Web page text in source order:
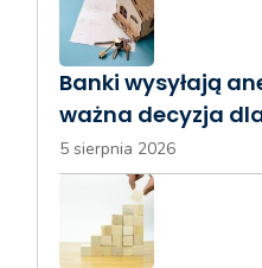
Banki wysyłają
ważna decyzja
5 sierpnia 2026